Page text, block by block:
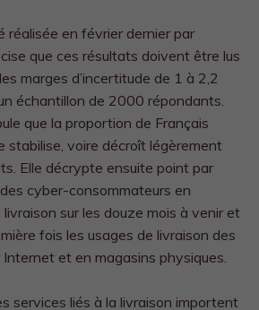
réalisée en février dernier par
que ces résultats doivent être lus
marges d’incertitude de 1 à 2,2
échantillon de 2000 répondants.
que la proportion de Français
stabilise, voire décroît légèrement
Elle décrypte ensuite point par
cyber-consommateurs en
sur les douze mois à venir et
fois les usages de livraison des
et en magasins physiques.